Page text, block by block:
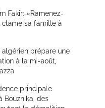
Fakir: «Ramenez-
clame sa famille à
algérien prépare une
à la mi-août,
principale
Bouznika, des